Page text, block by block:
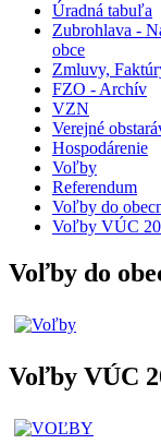
Úradná tabuľa
Zubrohlava -
obce
Zmluvy,
FZO - Archív
VZN
Verejné
Hospodárenie
Voľby
Referendum
Voľby do
Voľby VÚC
Voľby do
Voľby VÚC